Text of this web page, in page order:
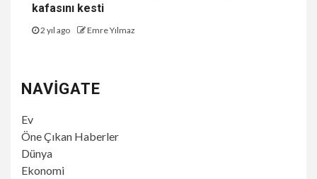
kafasını kesti
2 yıl ago Emre Yılmaz
NAVIGATE
Ev
Öne Çıkan Haberler
Dünya
Ekonomi